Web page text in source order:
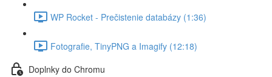
WP Rocket - Prečistenie databázy (1:36)
Fotografie, TinyPNG a Imagify (12:18)
Doplnky do Chromu